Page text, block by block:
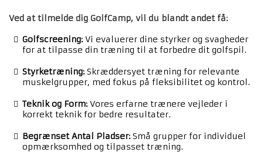
Ved at tilmelde dig GolfCamp, vil du blandt andet få:
Golfscreening: Vi evaluerer dine styrker og svagheder
for at tilpasse din træning til at forbedre dit golfspil.
Styrketræning: Skræddersyet træning for relevante
muskelgrupper, med fokus på fleksibilitet og kontrol.
Teknik og Form: Vores erfarne trænere vejleder i
korrekt teknik for bedre resultater.
Begrænset Antal Pladser: Små grupper for individuel
opmærksomhed og tilpasset træning.